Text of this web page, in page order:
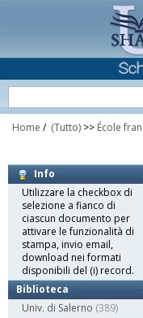
Home / (Tutto) >> École
Info
Utilizzare la checkbox di
selezione a fianco di
ciascun documento per
attivare le funzionalità di
stampa, invio email,
download nei formati
disponibili del (i) record.
Biblioteca
Univ. di Salerno (389)